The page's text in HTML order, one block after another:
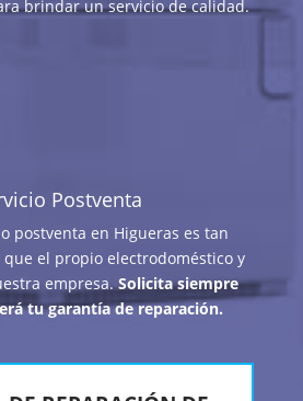
brindar un servicio de calidad.
Postventa
postventa en Higueras es tan
el propio electrodoméstico y
empresa.Solicita siempre
tu garantía de reparación.